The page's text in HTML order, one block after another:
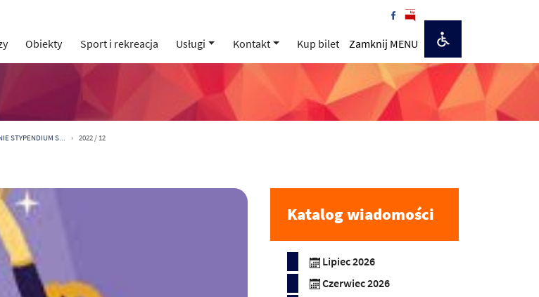
Obiekty Sport i rekreacja Usługi Kontakt Kup bilet Zamknij MENU
STYPENDIUM S... 2022 / 12
Katalog wiadomości
Lipiec 2026
Czerwiec 2026